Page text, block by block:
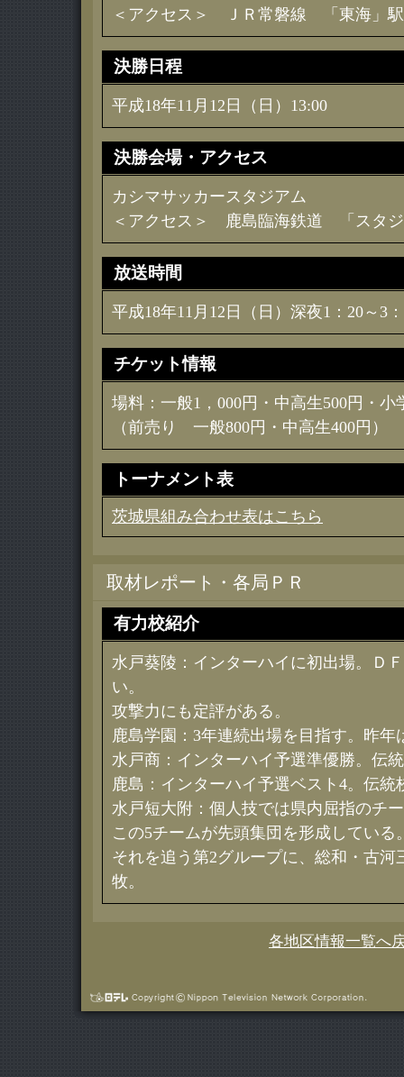
＜アクセス＞ ＪＲ常磐線 「東海
決勝日程
平成18年11月12日（日）13:00
決勝会場・アクセス
カシマサッカースタジアム
＜アクセス＞ 鹿島臨海鉄道 「スタジ
放送時間
平成18年11月12日（日）深夜1：20～3
チケット情報
場料：一般1，000円・中高生500円・小
（前売り 一般800円・中高生400円）
トーナメント表
茨城県組み合わせ表はこちら
取材レポート・各局ＰＲ
有力校紹介
水戸葵陵：インターハイに初出場。Ｄ
い。
攻撃力にも定評がある。
鹿島学園：3年連続出場を目指す。昨年
水戸商：インターハイ予選準優勝。伝
鹿島：インターハイ予選ベスト4。伝統
水戸短大附：個人技では県内屈指のチ
この5チームが先頭集団を形成している
それを追う第2グループに、総和・古河
牧。
各地区情報一覧へ